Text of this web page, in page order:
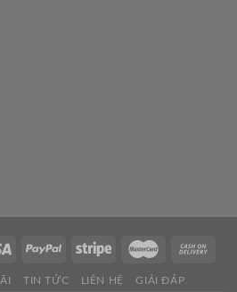
TIN TỨC LIÊN HỆ GIẢI ĐÁP